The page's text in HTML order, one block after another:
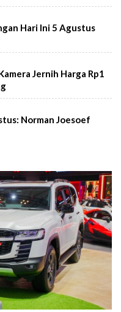
Hari Ini 5 Agustus
Jernih Harga Rp1
Norman Joesoef